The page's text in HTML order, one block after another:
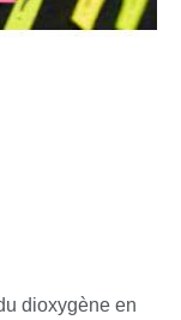
dioxygène en